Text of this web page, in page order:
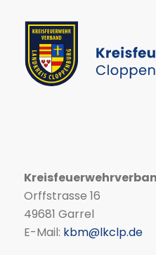
Orffstrasse 16
49681 Garrel
E-Mail: kbm@lkclp.de